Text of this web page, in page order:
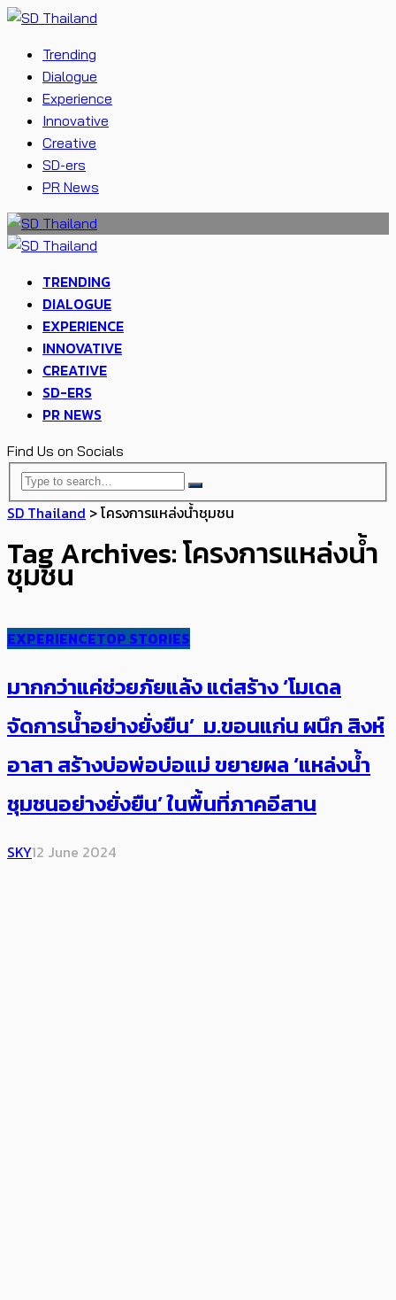
Trending
Dialogue
Experience
Innovative
Creative
SD-ers
PR News
TRENDING
DIALOGUE
EXPERIENCE
INNOVATIVE
CREATIVE
SD-ERS
PR NEWS
Find Us on Socials
SD Thailand >โครงการแหล่งน้ำชุมชน
Tag Archives: โครงการแหล่งน้ำ
ชุมชน
EXPERIENCETOP STORIES
มากกว่าแค่ช่วยภัยแล้ง แต่สร้าง ‘โมเดล
จัดการน้ำอย่างยั่งยืน’ ม.ขอนแก่น ผนึก​ ​สิงห์
อาสา สร้างบ่อพ่อบ่อแม่ ขยายผล ‘แหล่งน้ำ
ชุมชนอย่างยั่งยืน’ ในพื้นที่ภาคอีสาน
SKY12 June 2024